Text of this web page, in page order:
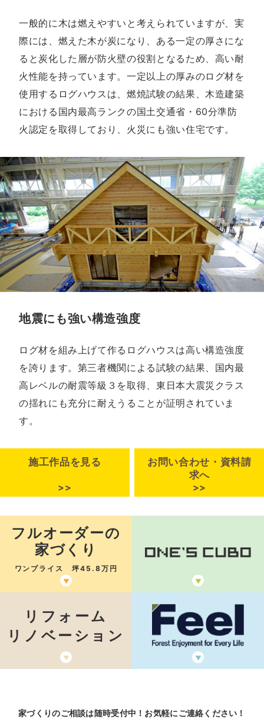
一般的に木は燃えやすいと考えられていますが、実
際には、燃えた木が炭になり、ある一定の厚さにな
ると炭化した層が防火壁の役割となるため、高い耐
火性能を持っています。一定以上の厚みのログ材を
使用するログハウスは、燃焼試験の結果、木造建築
における国内最高ランクの国土交通省・60分準防
火認定を取得しており、火災にも強い住宅です。
地震にも強い構造強度
ログ材を組み上げて作るログハウスは高い構造強度
を誇ります。第三者機関による試験の結果、国内最
高レベルの耐震等級３を取得、東日本大震災クラス
の揺れにも充分に耐えうることが証明されていま
す。
施工作品を見る
お問い合わせ・資料請
求へ
フルオーダーの
家づくり
ワンプライス 坪45.8万円
リフォーム
リノベーション
家づくりのご相談は随時受付中！お気軽にご連絡ください！